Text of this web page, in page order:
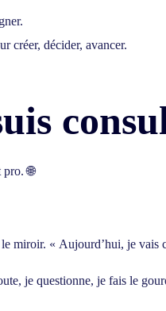
créer, décider, avancer.
🌐
miroir. « Aujourd’hui, je vais
je questionne, je fais le